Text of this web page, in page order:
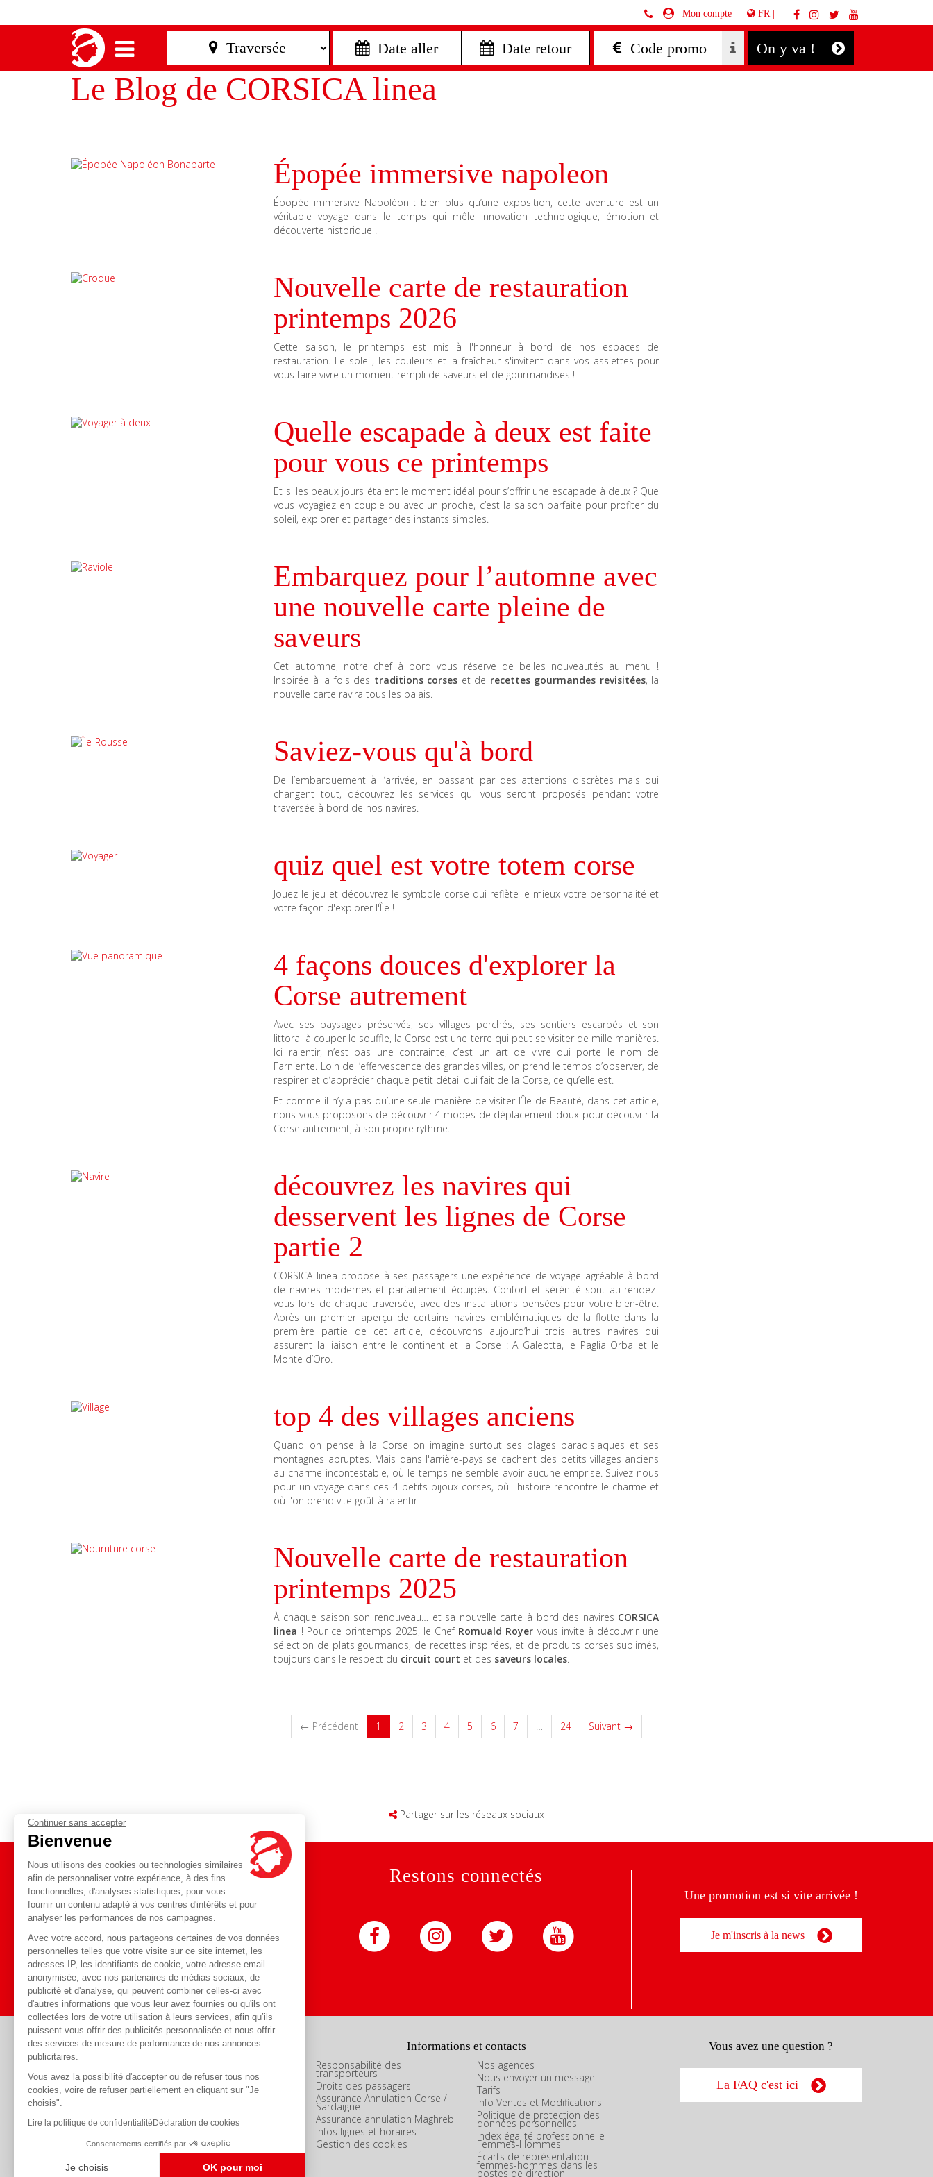
Continuer sans accepter
Bienvenue
Nous utilisons des cookies ou technologies similaires
afin de personnaliser votre expérience, à des fins
fonctionnelles, d'analyses statistiques, pour vous
fournir un contenu adapté à vos centres d'intérêts et pour
analyser les performances de nos campagnes.
Avec votre accord, nous partageons certaines de vos données
personnelles telles que votre visite sur ce site internet, les
adresses IP, les identifiants de cookie, votre adresse email
anonymisée, avec nos partenaires de médias sociaux, de
publicité et d'analyse, qui peuvent combiner celles-ci avec
d'autres informations que vous leur avez fournies ou qu'ils ont
collectées lors de votre utilisation à leurs services, afin qu’ils
puissent vous offrir des publicités personnalisée et nous offrir
des services de mesure de performance de nos annonces
publicitaires.
Vous avez la possibilité d'accepter ou de refuser tous nos
cookies, voire de refuser partiellement en cliquant sur "Je
choisis".
Lire la politique de confidentialité Déclaration de cookies
Consentements certifiés par
Je choisis OK pour moi
Mon compte FR |
 Date aller  Date retour
Le Blog de CORSICA linea
Épopée immersive napoleon
Épopée immersive Napoléon : bien plus qu’une exposition, cette aventure est un
véritable voyage dans le temps qui mêle innovation technologique, émotion et
découverte historique !
Nouvelle carte de restauration
printemps 2026
Cette saison, le printemps est mis à l'honneur à bord de nos espaces de
restauration. Le soleil, les couleurs et la fraîcheur s'invitent dans vos assiettes pour
vous faire vivre un moment rempli de saveurs et de gourmandises !
Quelle escapade à deux est faite
pour vous ce printemps
Et si les beaux jours étaient le moment idéal pour s’offrir une escapade à deux ? Que
vous voyagiez en couple ou avec un proche, c’est la saison parfaite pour profiter du
soleil, explorer et partager des instants simples.
Embarquez pour l’automne avec
une nouvelle carte pleine de
saveurs
Cet automne, notre chef à bord vous réserve de belles nouveautés au menu !
Inspirée à la fois des traditions corses et de recettes gourmandes revisitées, la
nouvelle carte ravira tous les palais.
Saviez-vous qu'à bord
De l’embarquement à l’arrivée, en passant par des attentions discrètes mais qui
changent tout, découvrez les services qui vous seront proposés pendant votre
traversée à bord de nos navires.
quiz quel est votre totem corse
Jouez le jeu et découvrez le symbole corse qui reflète le mieux votre personnalité et
votre façon d'explorer l'Île !
4 façons douces d'explorer la
Corse autrement
Avec ses paysages préservés, ses villages perchés, ses sentiers escarpés et son
littoral à couper le souffle, la Corse est une terre qui peut se visiter de mille manières.
Ici ralentir, n’est pas une contrainte, c’est un art de vivre qui porte le nom de
Farniente. Loin de l’effervescence des grandes villes, on prend le temps d’observer, de
respirer et d’apprécier chaque petit détail qui fait de la Corse, ce qu’elle est.
Et comme il n’y a pas qu’une seule manière de visiter l’Île de Beauté, dans cet article,
nous vous proposons de découvrir 4 modes de déplacement doux pour découvrir la
Corse autrement, à son propre rythme.
découvrez les navires qui
desservent les lignes de Corse
partie 2
CORSICA linea propose à ses passagers une expérience de voyage agréable à bord
de navires modernes et parfaitement équipés. Confort et sérénité sont au rendez-
vous lors de chaque traversée, avec des installations pensées pour votre bien-être.
Après un premier aperçu de certains navires emblématiques de la flotte dans la
première partie de cet article, découvrons aujourd’hui trois autres navires qui
assurent la liaison entre le continent et la Corse : A Galeotta, le Paglia Orba et le
Monte d’Oro.
top 4 des villages anciens
Quand on pense à la Corse on imagine surtout ses plages paradisiaques et ses
montagnes abruptes. Mais dans l'arrière-pays se cachent des petits villages anciens
au charme incontestable, où le temps ne semble avoir aucune emprise. Suivez-nous
pour un voyage dans ces 4 petits bijoux corses, où l'histoire rencontre le charme et
où l'on prend vite goût à ralentir !
Nouvelle carte de restauration
printemps 2025
À chaque saison son renouveau… et sa nouvelle carte à bord des navires CORSICA
linea ! Pour ce printemps 2025, le Chef Romuald Royer vous invite à découvrir une
sélection de plats gourmands, de recettes inspirées, et de produits corses sublimés,
toujours dans le respect du circuit court et des saveurs locales.
← Précédent 1 (current)
2 3 4 5 6 7 … 24 Suivant →
Partager sur les réseaux sociaux
Toute l'actualité
sur notreBlog
J'y vais
Restons connectés
Une promotion est si vite arrivée !
Je m'inscris à la news
Règlements acceptés
Informations et contacts
Responsabilité des
transporteurs
Droits des passagers
Assurance Annulation Corse /
Sardaigne
Assurance annulation Maghreb
Infos lignes et horaires
Gestion des cookies
Nos agences
Nous envoyer un message
Tarifs
Info Ventes et Modifications
Politique de protection des
données personnelles
Index égalité professionnelle
Femmes-Hommes
Écarts de représentation
femmes-hommes dans les
postes de direction
Vous avez une question ?
La FAQ c'est ici